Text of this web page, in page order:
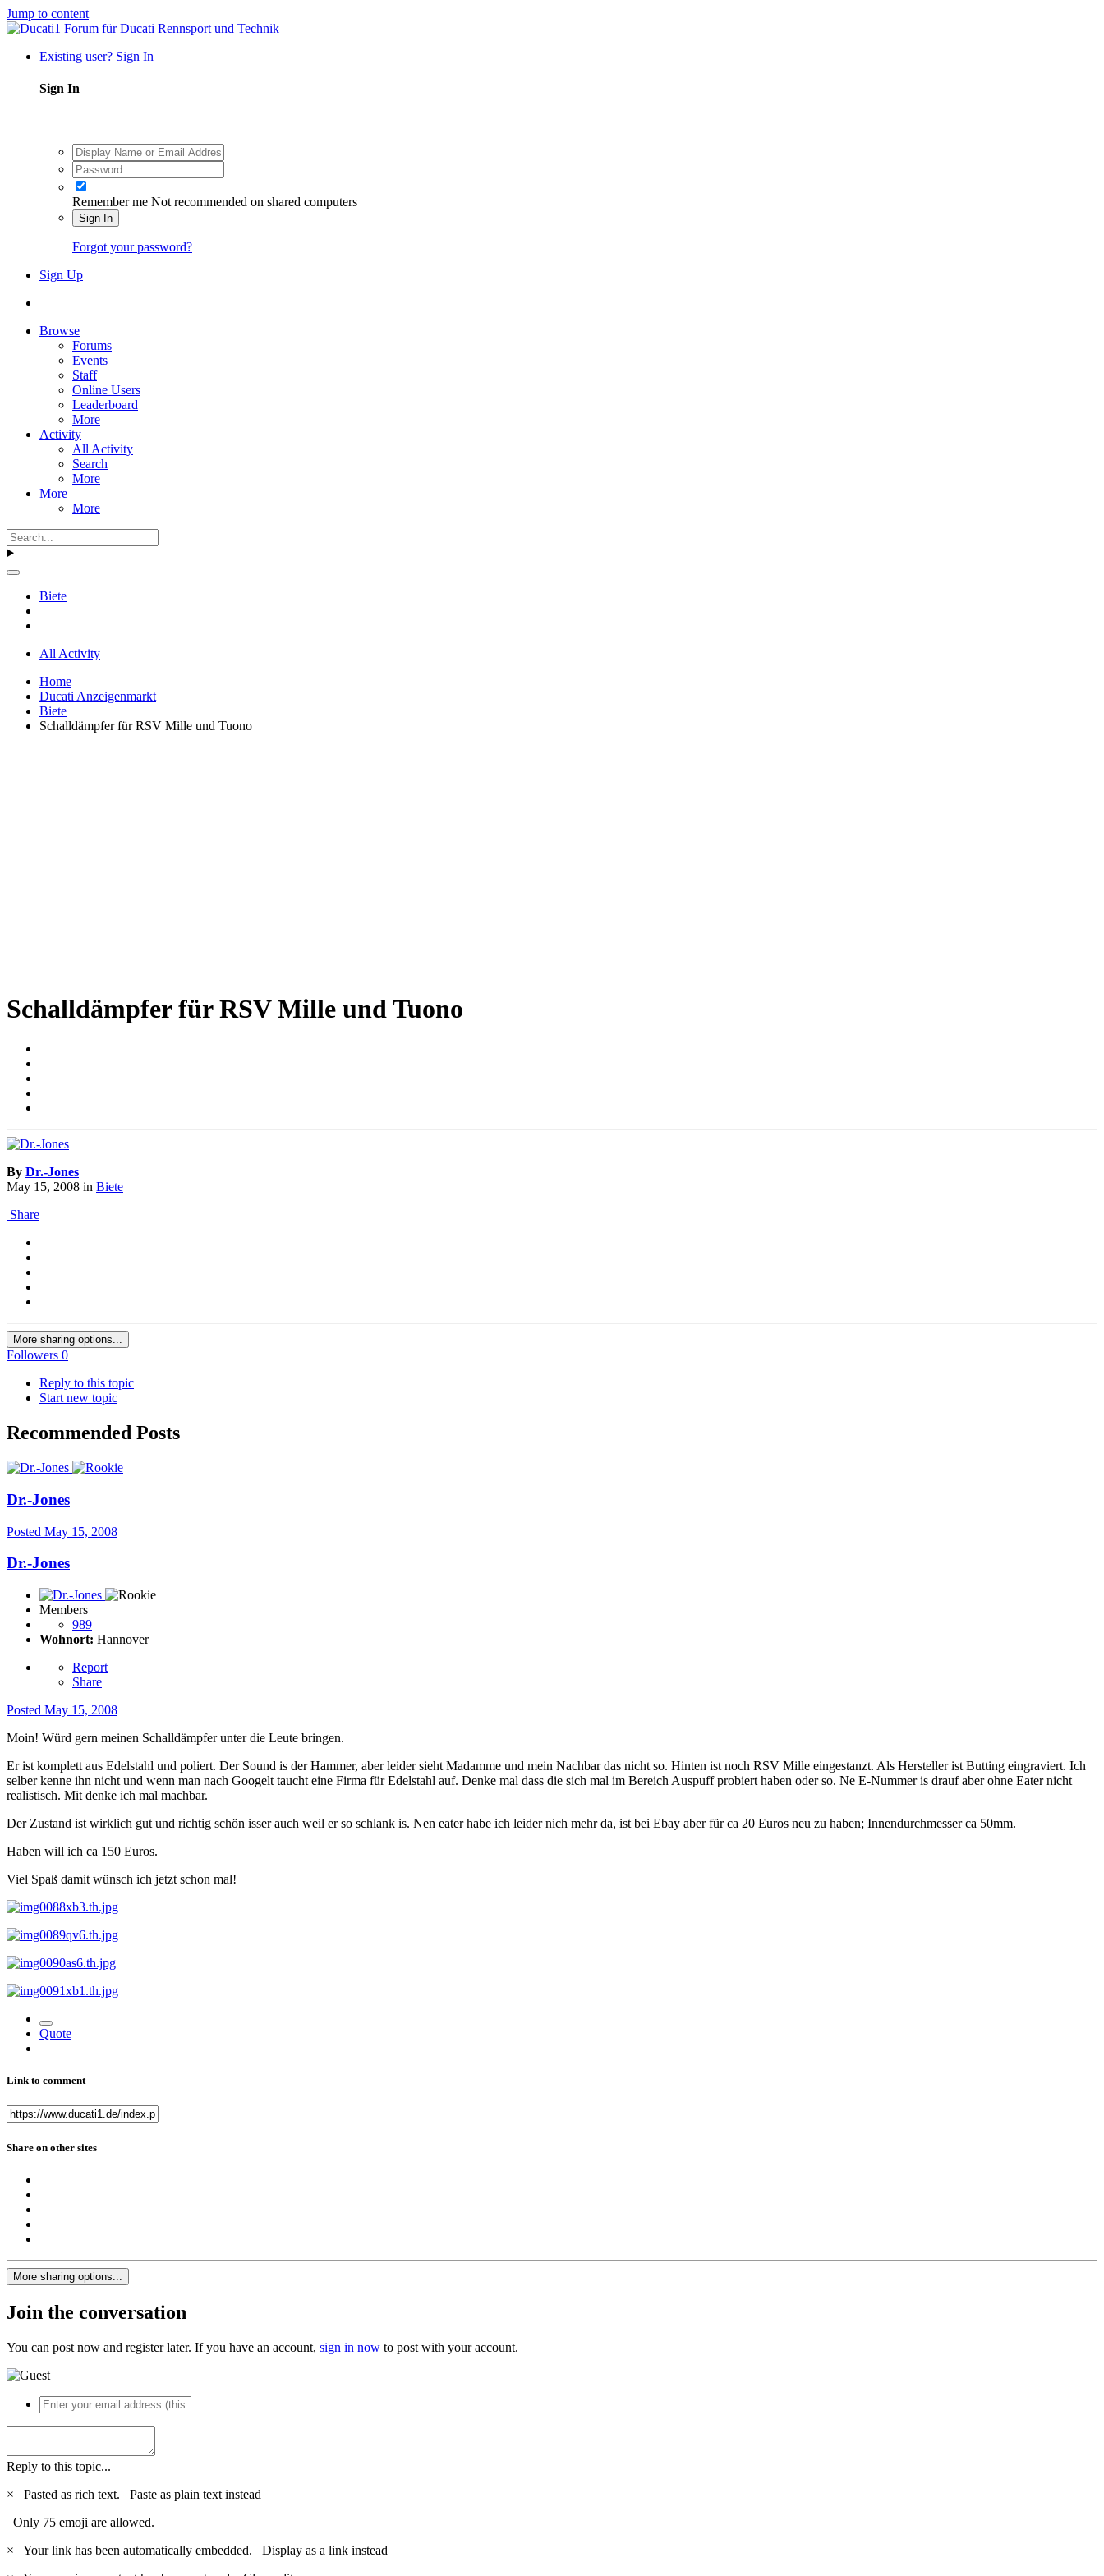
Jump to content
Existing user? Sign In
Sign In
Remember me Not recommended on shared computers
Sign In
Forgot your password?
Sign Up
Browse
Forums
Events
Staff
Online Users
Leaderboard
More
Activity
All Activity
Search
More
More
More
Biete
All Activity
Home
Ducati Anzeigenmarkt
Biete
Schalldämpfer für RSV Mille und Tuono
Schalldämpfer für RSV Mille und Tuono
By Dr.-Jones
May 15, 2008 in Biete
Share
More sharing options...
Followers 0
Reply to this topic
Start new topic
Recommended Posts
Dr.-Jones
Posted May 15, 2008
Dr.-Jones
Members
989
Wohnort: Hannover
Report
Share
Posted May 15, 2008
Moin! Würd gern meinen Schalldämpfer unter die Leute bringen.
Er ist komplett aus Edelstahl und poliert. Der Sound is der Hammer, aber leider sieht Madamme und mein Nachbar das nicht so. Hinten ist noch RSV Mille eingestanzt. Als Hersteller ist Butting eingraviert. Ich
selber kenne ihn nicht und wenn man nach Googelt taucht eine Firma für Edelstahl auf. Denke mal dass die sich mal im Bereich Auspuff probiert haben oder so. Ne E-Nummer is drauf aber ohne Eater nicht
realistisch. Mit denke ich mal machbar.
Der Zustand ist wirklich gut und richtig schön isser auch weil er so schlank is. Nen eater habe ich leider nich mehr da, ist bei Ebay aber für ca 20 Euros neu zu haben; Innendurchmesser ca 50mm.
Haben will ich ca 150 Euros.
Viel Spaß damit wünsch ich jetzt schon mal!
Quote
Link to comment
Share on other sites
More sharing options...
Join the conversation
You can post now and register later. If you have an account, sign in now to post with your account.
Reply to this topic...
×
Pasted as rich text. Paste as plain text instead
Only 75 emoji are allowed.
×
Your link has been automatically embedded. Display as a link instead